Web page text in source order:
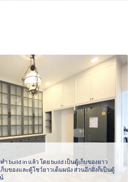
build in แล้ว โดย build เป็นตุู้เก็บของยาว
ก็บของและตู้โชว์ยาวเต็มผนัง ส่วนอีกฝั่งก็เป็นตู้